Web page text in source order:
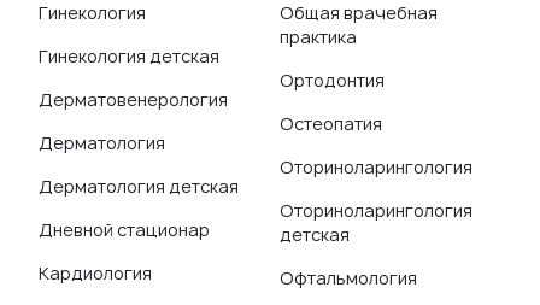
Гинекология
Гинекология детская
Дерматовенерология
Дерматология
Дерматология детская
Дневной стационар
Кардиология
Общая врачебная
практика
Ортодонтия
Остеопатия
Оториноларингология
Оториноларингология
детская
Офтальмология